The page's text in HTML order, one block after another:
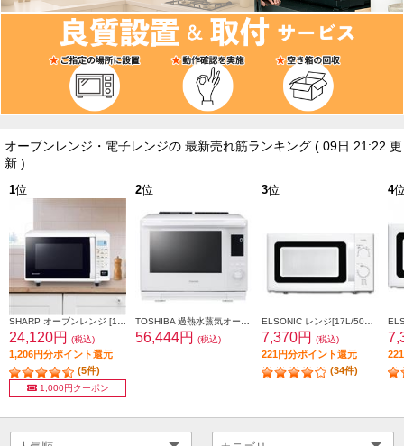
オーブンレンジ・電子レンジの 最新売れ筋ランキング ( 09日 21:22 更
新 )
1位
24,120円 (税込)
1,206円分ポイント還元
(5件)
1,000円クーポン
2位
56,444円 (税込)
3位
7,370円 (税込)
221円分ポイント還元
(34件)
4